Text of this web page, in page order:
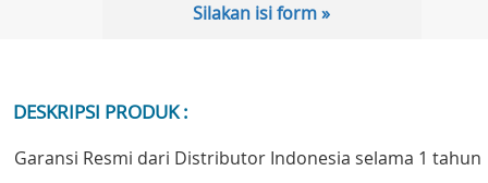
Silakan isi form »
DESKRIPSI PRODUK :
Garansi Resmi dari Distributor Indonesia selama 1 tahun